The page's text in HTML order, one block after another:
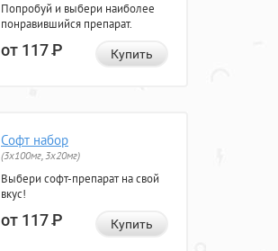
Попробуй и выбери наиболее
понравившийся препарат.
от 117Р Купить
Софт набор
(3x100мг, 3x20мг)
Выбери софт-препарат на свой
вкус!
от 117Р Купить